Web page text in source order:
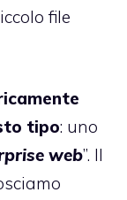
file
tipo: uno
web”. Il